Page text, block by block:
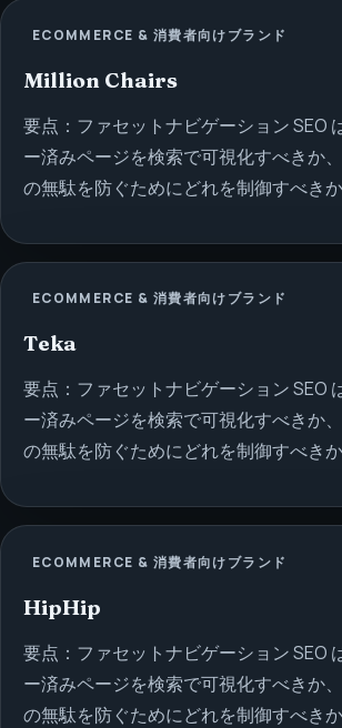
ECOMMERCE & 消費者向けブランド
Million Chairs
要点：ファセットナビゲーション SEO
ー済みページを検索で可視化すべきか
の無駄を防ぐためにどれを制御すべきか
ECOMMERCE & 消費者向けブランド
Teka
要点：ファセットナビゲーション SEO
ー済みページを検索で可視化すべきか
の無駄を防ぐためにどれを制御すべきか
ECOMMERCE & 消費者向けブランド
HipHip
要点：ファセットナビゲーション SEO
ー済みページを検索で可視化すべきか
の無駄を防ぐためにどれを制御すべきか